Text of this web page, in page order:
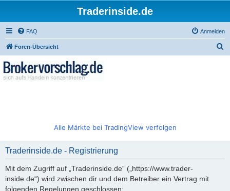
Traderinside.de
FAQ Anmelden
Foren-Übersicht
Alle Märkte bei TradingView verfolgen
Traderinside.de - Registrierung
Mit dem Zugriff auf „Traderinside.de“ („https://www.trader-
inside.de“) wird zwischen dir und dem Betreiber ein Vertrag mit
folgenden Regelungen geschlossen: